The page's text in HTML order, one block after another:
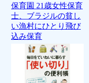
保育園 21歳女性保育
士、ブラジルの貧し
い漁村にひとり飛び
込み保育